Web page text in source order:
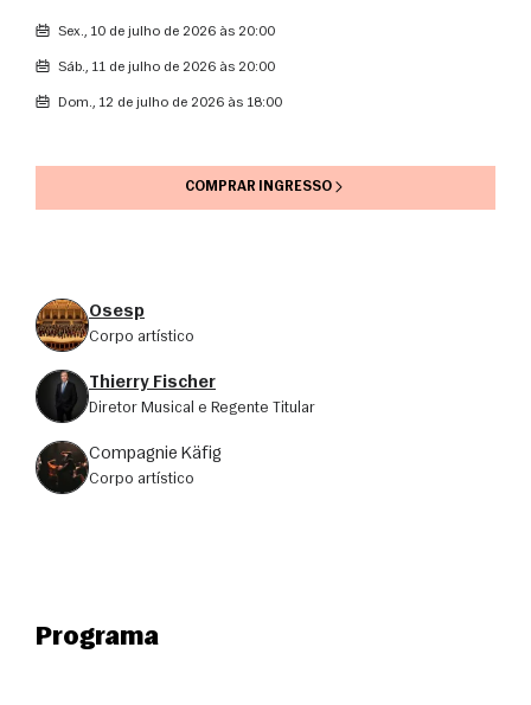
Osesp
corpo artístico
Thierry Fischer
Diretor Musical e Regente Titular
Compagnie Käfig
corpo artístico
sex., 10 de julho de 2026 às 20:00
sáb., 11 de julho de 2026 às 20:00
dom., 12 de julho de 2026 às 18:00
COMPRAR INGRESSO
Programa